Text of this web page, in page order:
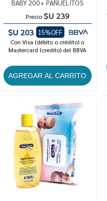
BABY 200+ PAÑUELITOS
Precio $U 239
$U 203
15%OFF
Con Visa (débito o crédito) o
Mastercard (credito) del BBVA